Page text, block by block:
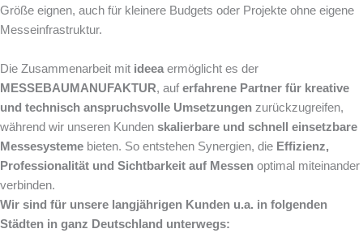
Größe eignen, auch für kleinere Budgets oder Projekte ohne eigene
Messeinfrastruktur.
Die Zusammenarbeit mit ideea ermöglicht es der
MESSEBAUMANUFAKTUR, auf erfahrene Partner für kreative
und technisch anspruchsvolle Umsetzungen zurückzugreifen,
während wir unseren Kunden skalierbare und schnell einsetzbare
Messesysteme bieten. So entstehen Synergien, die Effizienz,
Professionalität und Sichtbarkeit auf Messen optimal miteinander
verbinden.
Wir sind für unsere langjährigen Kunden u.a. in folgenden
Städten in ganz Deutschland unterwegs: